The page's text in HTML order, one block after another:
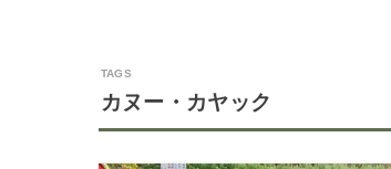
カヌー・カヤック